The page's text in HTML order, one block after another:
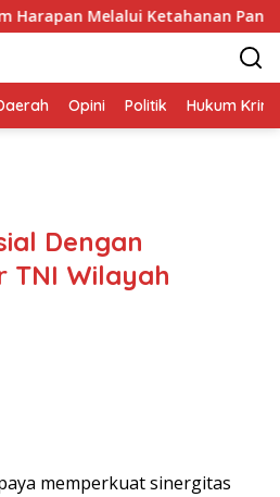
Melalui Ketahanan Pangan
Opini Politik Hukum
Dengan
TNI Wilayah
memperkuat sinergitas